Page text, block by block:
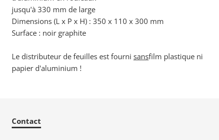
jusqu'à 330 mm de large
Dimensions (L x P x H) : 350 x 110 x 300 mm
Surface : noir graphite
Le distributeur de feuilles est fourni sansfilm plastique ni
papier d'aluminium !
Contact